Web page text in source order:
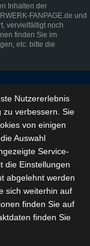
Inhalten der
FANPAGE.de und
vervielfältigt noch
finden Sie im
etc. bitte die
Nutzererlebnis
zu verbessern . Sie
von einigen
Auswahl
Service-
die Einstellungen
abgelehnt werden
sich weiterhin auf
finden Sie auf
finden Sie